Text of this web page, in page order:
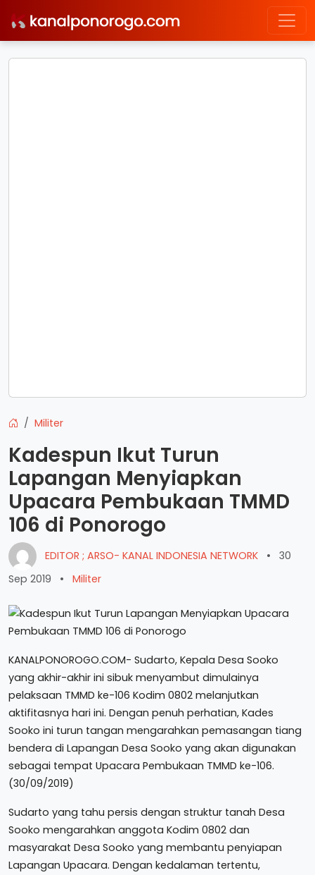
Militer
Kadespun Ikut Turun
Lapangan Menyiapkan
Upacara Pembukaan TMMD
106 di Ponorogo
EDITOR ; ARSO- KANAL INDONESIA NETWORK •
30
Sep 2019
• Militer
KANALPONOROGO.COM- Sudarto, Kepala Desa Sooko
yang akhir-akhir ini sibuk menyambut dimulainya
pelaksaan TMMD ke-106 Kodim 0802 melanjutkan
aktifitasnya hari ini. Dengan penuh perhatian, Kades
Sooko ini turun tangan mengarahkan pemasangan tiang
bendera di Lapangan Desa Sooko yang akan digunakan
sebagai tempat Upacara Pembukaan TMMD ke-106.
(30/09/2019)
Sudarto yang tahu persis dengan struktur tanah Desa
Sooko mengarahkan anggota Kodim 0802 dan
masyarakat Desa Sooko yang membantu penyiapan
Lapangan Upacara. Dengan kedalaman tertentu,